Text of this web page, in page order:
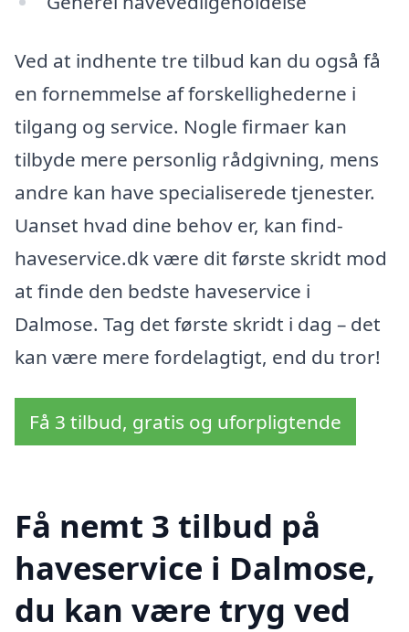
Ved at indhente tre tilbud kan du også få
en fornemmelse af forskellighederne i
tilgang og service. Nogle firmaer kan
tilbyde mere personlig rådgivning, mens
andre kan have specialiserede tjenester.
Uanset hvad dine behov er, kan find-
haveservice.dk være dit første skridt mod
at finde den bedste haveservice i
Dalmose. Tag det første skridt i dag – det
kan være mere fordelagtigt, end du tror!
Få 3 tilbud, gratis og uforpligtende
Få nemt 3 tilbud på
haveservice i Dalmose,
du kan være tryg ved